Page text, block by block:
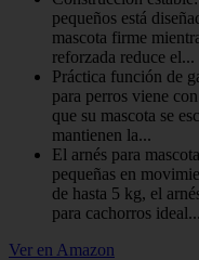
pequeños está
mascota firme
reforzada reduce el...
Práctica función de
para perros viene
que su mascota se
mantienen la...
El arnés para
pequeñas en
de hasta 5 kg, el
para cachorros ideal...
Ver en Amazon